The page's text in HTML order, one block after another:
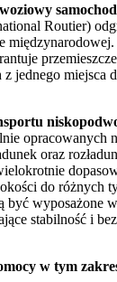
Routier)
jednego miejsca
opracowanych
oraz
do różnych
być wyposażone
stabilność i
w tym